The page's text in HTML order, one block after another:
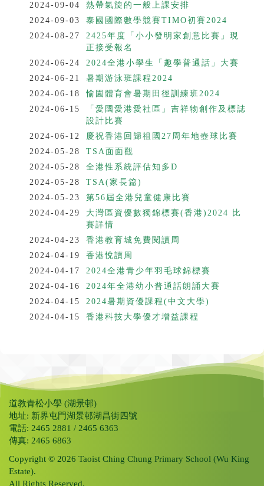
2024-09-04
熱帶氣旋的一般上課安排
2024-09-03
泰國國際數學競賽TIMO初賽2024
2024-08-27
2425年度「小小發明家創意比賽」現
正接受報名
2024-06-24
2024全港小學生「趣學普通話」大賽
2024-06-21
暑期游泳班課程2024
2024-06-18
愉園體育會暑期田徑訓練班2024
2024-06-15
「愛國愛港愛社區」吉祥物創作及標誌
設計比賽
2024-06-12
慶祝香港回歸祖國27周年地壺球比賽
2024-05-28
TSA面面觀
2024-05-28
全港性系統評估知多D
2024-05-28
TSA(家長篇)
2024-05-23
第56屆全港兒童健康比賽
2024-04-29
大灣區資優數獨錦標賽(香港)2024 比
賽詳情
2024-04-23
香港教育城免費閱讀周
2024-04-19
香港悅讀周
2024-04-17
2024全港青少年羽毛球錦標賽
2024-04-16
2024年全港幼小普通話朗誦大賽
2024-04-15
2024暑期資優課程(中文大學)
2024-04-15
香港科技大學優才增益課程
道教青松小學 (湖景邨)
地址: 新界屯門湖景邨湖昌街四號
電話: 2465 2881 / 2465 6363
傳真: 2465 6863
Copyright © 2026 Taoist Ching Chung Primary School (Wu King
Estate).
All Rights Reserved.